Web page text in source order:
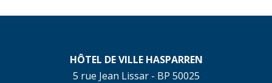
HÔTEL DE VILLE HASPARREN
5 rue Jean Lissar - BP 50025